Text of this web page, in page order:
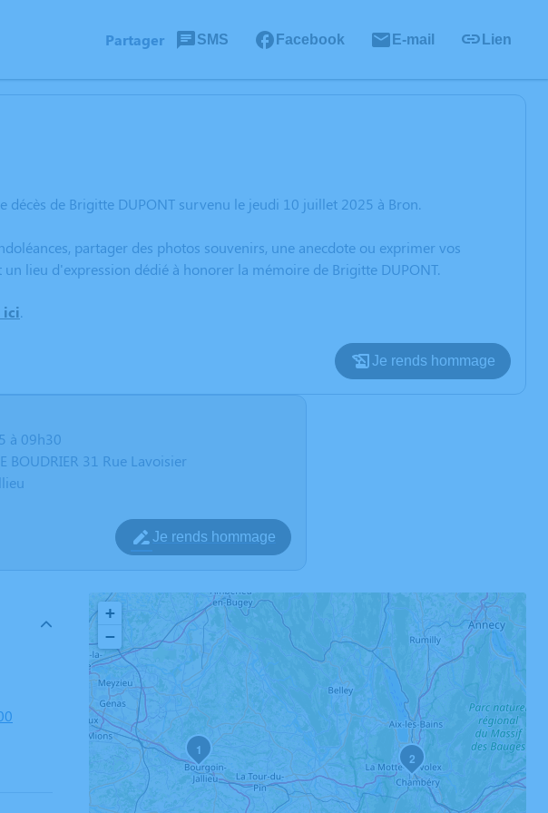
Partager SMS Facebook E-mail Lien
décès de Brigitte DUPONT survenu le jeudi 10 juillet 2025 à Bron.
partager des photos souvenirs, une anecdote ou exprimer vos
lieu d'expression dédié à honorer la mémoire de Brigitte DUPONT.
ici.
Je rends hommage
à 09h30
BOUDRIER 31 Rue Lavoisier
Je rends hommage
1
2
+
−